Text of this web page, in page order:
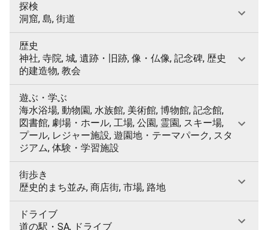
探検
洞窟, 島, 街道
歴史
神社, 寺院, 城, 遺跡・旧跡, 像・仏像, 記念碑, 歴史
的建造物, 教会
遊ぶ・学ぶ
海水浴場, 動物園, 水族館, 美術館, 博物館, 記念館,
図書館, 劇場・ホール, 工場, 公園, 霊園, スキー場,
プール, レジャー施設, 遊園地・テーマパーク, スタ
ジアム, 体験・学習施設
街歩き
歴史的まち並み, 商店街, 市場, 路地
ドライブ
道の駅・SA, ドライブ